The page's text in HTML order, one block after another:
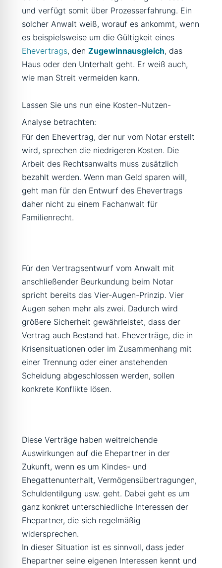
und verfügt somit über Prozesserfahrung. Ein
solcher Anwalt weiß, worauf es ankommt, wenn
es beispielsweise um die Gültigkeit eines
Ehevertrags, denZugewinnausgleich, das
Haus oder den Unterhalt geht. Er weiß auch,
wie man Streit vermeiden kann.
Lassen Sie uns nun eine Kosten-Nutzen-
Analyse betrachten:
Für den Ehevertrag, der nur vom Notar erstellt
wird, sprechen die niedrigeren Kosten. Die
Arbeit des Rechtsanwalts muss zusätzlich
bezahlt werden. Wenn man Geld sparen will,
geht man für den Entwurf des Ehevertrags
daher nicht zu einem Fachanwalt für
Familienrecht.
Für den Vertragsentwurf vom Anwalt mit
anschließender Beurkundung beim Notar
spricht bereits das Vier-Augen-Prinzip. Vier
Augen sehen mehr als zwei. Dadurch wird
größere Sicherheit gewährleistet, dass der
Vertrag auch Bestand hat. Eheverträge, die in
Krisensituationen oder im Zusammenhang mit
einer Trennung oder einer anstehenden
Scheidung abgeschlossen werden, sollen
konkrete Konflikte lösen.
Diese Verträge haben weitreichende
Auswirkungen auf die Ehepartner in der
Zukunft, wenn es um Kindes- und
Ehegattenunterhalt, Vermögensübertragungen,
Schuldentilgung usw. geht. Dabei geht es um
ganz konkret unterschiedliche Interessen der
Ehepartner, die sich regelmäßig
widersprechen.
In dieser Situation ist es sinnvoll, dass jeder
Ehepartner seine eigenen Interessen kennt und